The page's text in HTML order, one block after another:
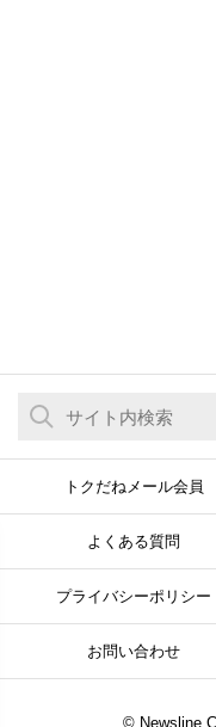
トクだねメール会員
よくある質問
プライバシーポリシー
お問い合わせ
© Newsline